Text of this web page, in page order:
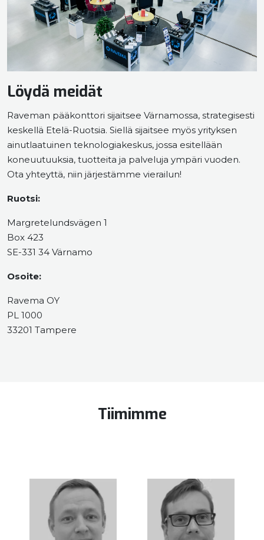
Löydä meidät
Raveman pääkonttori sijaitsee Värnamossa, strategisesti
keskellä Etelä-Ruotsia. Siellä sijaitsee myös yrityksen
ainutlaatuinen teknologiakeskus, jossa esitellään
koneuutuuksia, tuotteita ja palveluja ympäri vuoden.
Ota yhteyttä, niin järjestämme vierailun!
Ruotsi:
Margretelundsvägen 1
Box 423
SE-331 34 Värnamo
Osoite:
Ravema OY
PL 1000
33201 Tampere
Tiimimme